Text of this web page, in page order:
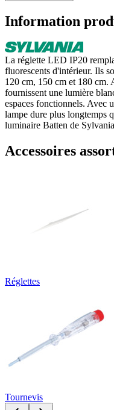
Information
La réglette LED IP20
fluorescents d'intérieur. Ils
120 cm, 150 cm et 180 cm.
fournissent une lumière
espaces fonctionnels. Avec
lampe dure plus longtemps
luminaire Batten de
Accessoires
Réglettes
Tournevis